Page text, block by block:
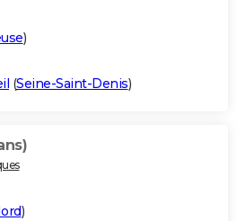
)
(Seine-Saint-Denis)
)